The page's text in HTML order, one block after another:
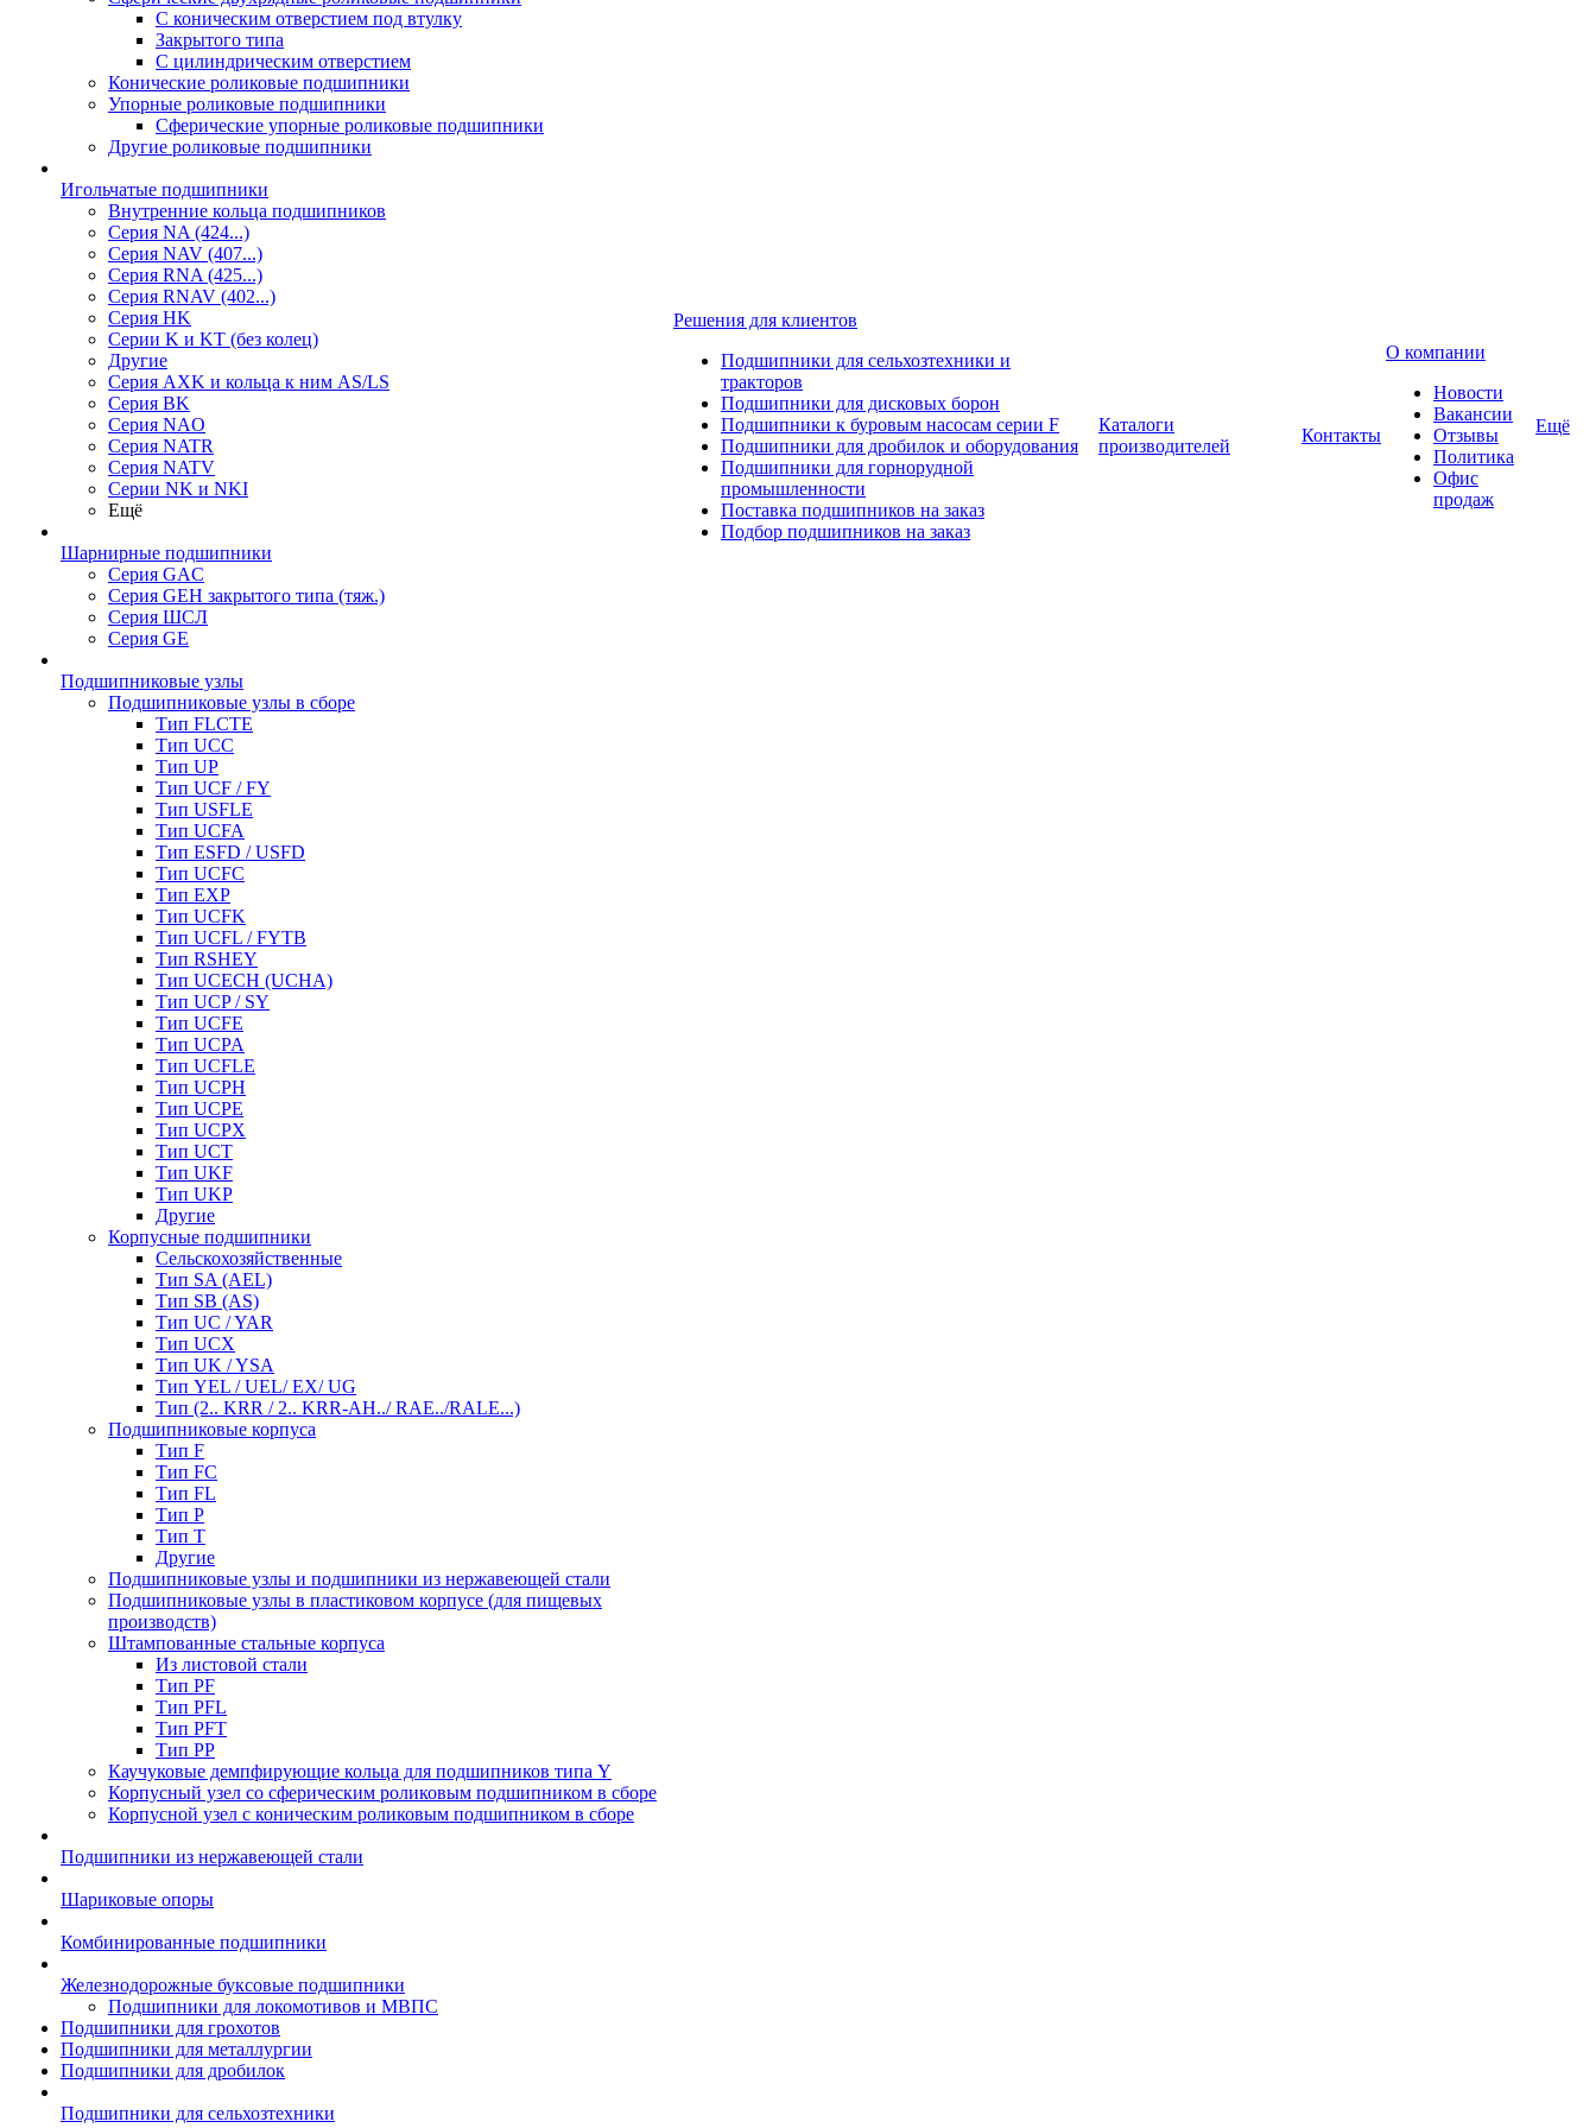
С коническим отверстием под втулку
Закрытого типа
С цилиндрическим отверстием
Конические роликовые подшипники
Упорные роликовые подшипники
Сферические упорные роликовые подшипники
Другие роликовые подшипники
Игольчатые подшипники
Внутренние кольца подшипников
Серия NA (424...)
Серия NAV (407...)
Серия RNA (425...)
Серия RNAV (402...)
Серия HK
Серии K и KT (без колец)
Другие
Серия AXK и кольца к ним AS/LS
Серия BK
Серия NAO
Серия NATR
Серия NATV
Серии NK и NKI
Ещё
Шарнирные подшипники
Серия GAC
Серия GEH закрытого типа (тяж.)
Серия ШСЛ
Серия GE
Подшипниковые узлы
Подшипниковые узлы в сборе
Тип FLCTE
Тип UCC
Тип UP
Тип UCF / FY
Тип USFLE
Тип UCFA
Тип ESFD / USFD
Тип UCFC
Тип EXP
Тип UCFK
Тип UCFL / FYTB
Тип RSHEY
Тип UCECH (UCHA)
Тип UCP / SY
Тип UCFE
Тип UCPA
Тип UCFLE
Тип UCPH
Тип UCPE
Тип UCPX
Тип UCT
Тип UKF
Тип UKP
Другие
Корпусные подшипники
Сельскохозяйственные
Тип SA (AEL)
Тип SB (AS)
Тип UC / YAR
Тип UCX
Тип UK / YSA
Тип YEL / UEL/ EX/ UG
Тип (2.. KRR / 2.. KRR-AH../ RAE../RALE...)
Подшипниковые корпуса
Тип F
Тип FC
Тип FL
Тип P
Тип T
Другие
Подшипниковые узлы и подшипники из нержавеющей стали
Подшипниковые узлы в пластиковом корпусе (для пищевых
производств)
Штампованные стальные корпуса
Из листовой стали
Тип PF
Тип PFL
Тип PFT
Тип PP
Каучуковые демпфирующие кольца для подшипников типа Y
Корпусный узел со сферическим роликовым подшипником в сборе
Корпусной узел с коническим роликовым подшипником в сборе
Подшипники из нержавеющей стали
Шариковые опоры
Комбинированные подшипники
Железнодорожные буксовые подшипники
Подшипники для локомотивов и МВПС
Подшипники для грохотов
Подшипники для металлургии
Подшипники для дробилок
Подшипники для сельхозтехники
Решения для клиентов
Подшипники для сельхозтехники и
тракторов
Подшипники для дисковых борон
Подшипники к буровым насосам серии F
Подшипники для дробилок и оборудования
Подшипники для горнорудной
промышленности
Поставка подшипников на заказ
Подбор подшипников на заказ
Каталоги
производителей
Контакты
О компании
Новости
Вакансии
Отзывы
Политика
Офис
продаж
Ещё